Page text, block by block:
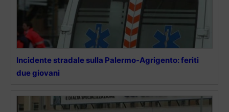
Incidente stradale sulla Palermo-Agrigento: feriti
due giovani